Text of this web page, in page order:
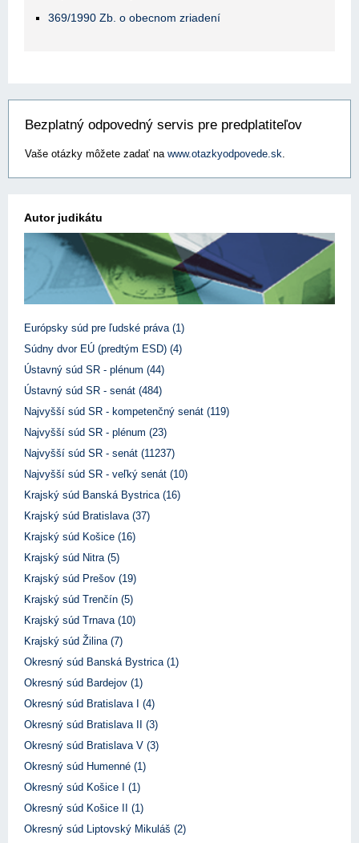
369/1990 Zb. o obecnom zriadení
Bezplatný odpovedný servis pre predplatiteľov
Vaše otázky môžete zadať na www.otazkyodpovede.sk.
Autor judikátu
Európsky súd pre ľudské práva (1)
Súdny dvor EÚ (predtým ESD) (4)
Ústavný súd SR - plénum (44)
Ústavný súd SR - senát (484)
Najvyšší súd SR - kompetenčný senát (119)
Najvyšší súd SR - plénum (23)
Najvyšší súd SR - senát (11237)
Najvyšší súd SR - veľký senát (10)
Krajský súd Banská Bystrica (16)
Krajský súd Bratislava (37)
Krajský súd Košice (16)
Krajský súd Nitra (5)
Krajský súd Prešov (19)
Krajský súd Trenčín (5)
Krajský súd Trnava (10)
Krajský súd Žilina (7)
Okresný súd Banská Bystrica (1)
Okresný súd Bardejov (1)
Okresný súd Bratislava I (4)
Okresný súd Bratislava II (3)
Okresný súd Bratislava V (3)
Okresný súd Humenné (1)
Okresný súd Košice I (1)
Okresný súd Košice II (1)
Okresný súd Liptovský Mikuláš (2)